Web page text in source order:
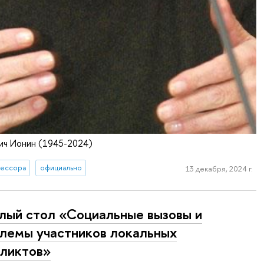
Ионин (1945-2024)
официально 13 декабря, 2024 г.
стол «Социальные вызовы и
участников локальных